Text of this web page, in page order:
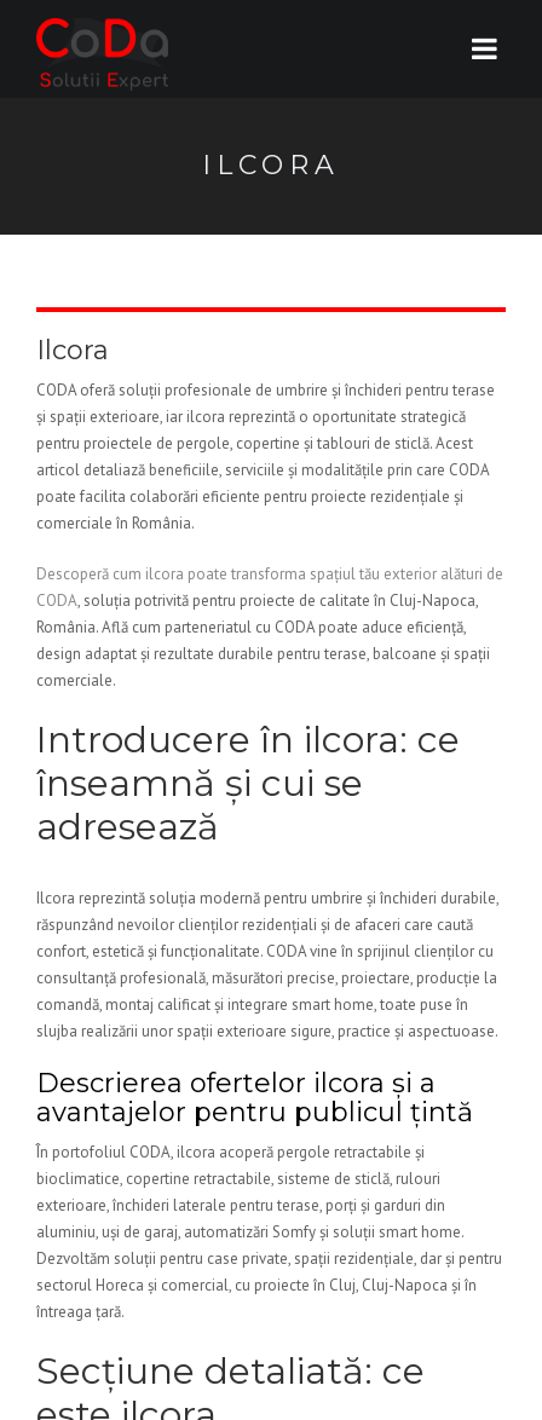
ILCORA
Ilcora
CODA oferă soluții profesionale de umbrire și închideri pentru terase
și spații exterioare, iar ilcora reprezintă o oportunitate strategică
pentru proiectele de pergole, copertine și tablouri de sticlă. Acest
articol detaliază beneficiile, serviciile și modalitățile prin care CODA
poate facilita colaborări eficiente pentru proiecte rezidențiale și
comerciale în România.
Descoperă cum ilcora poate transforma spațiul tău exterior alături de
CODA, soluția potrivită pentru proiecte de calitate în Cluj-Napoca,
România. Află cum parteneriatul cu CODA poate aduce eficiență,
design adaptat și rezultate durabile pentru terase, balcoane și spații
comerciale.
Introducere în ilcora: ce
înseamnă și cui se
adresează
Ilcora reprezintă soluția modernă pentru umbrire și închideri durabile,
răspunzând nevoilor clienților rezidențiali și de afaceri care caută
confort, estetică și funcționalitate. CODA vine în sprijinul clienților cu
consultanță profesională, măsurători precise, proiectare, producție la
comandă, montaj calificat și integrare smart home, toate puse în
slujba realizării unor spații exterioare sigure, practice și aspectuoase.
Descrierea ofertelor ilcora și a
avantajelor pentru publicul țintă
În portofoliul CODA, ilcora acoperă pergole retractabile și
bioclimatice, copertine retractabile, sisteme de sticlă, rulouri
exterioare, închideri laterale pentru terase, porți și garduri din
aluminiu, uși de garaj, automatizări Somfy și soluții smart home.
Dezvoltăm soluții pentru case private, spații rezidențiale, dar și pentru
sectorul Horeca și comercial, cu proiecte în Cluj, Cluj-Napoca și în
întreaga țară.
Secțiune detaliată: ce